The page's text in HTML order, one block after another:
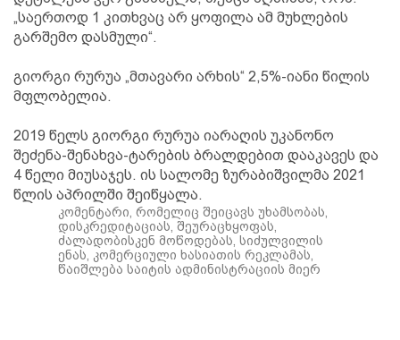
„საერთოდ 1 კითხვაც არ ყოფილა ამ მუხლების
გარშემო დასმული“.
გიორგი რურუა „მთავარი არხის“ 2,5%-იანი წილის
მფლობელია.
2019 წელს გიორგი რურუა იარაღის უკანონო
შეძენა-შენახვა-ტარების ბრალდებით დააკავეს და
4 წელი მიუსაჯეს. ის სალომე ზურაბიშვილმა 2021
წლის აპრილში შეიწყალა.
კომენტარი, რომელიც შეიცავს უხამსობას,
დისკრედიტაციას, შეურაცხყოფას,
ძალადობისკენ მოწოდებას, სიძულვილის
ენას, კომერციული ხასიათის რეკლამას,
წაიშლება საიტის ადმინისტრაციის მიერ